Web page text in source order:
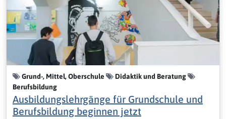
Grund-, Mittel, Oberschule
Didaktik und Beratung
Berufsbildung
Ausbildungslehrgänge für Grundschule und
Berufsbildung beginnen jetzt